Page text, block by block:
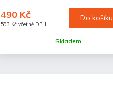
Skladem
593 Kč včetně DPH
490 Kč Do košíku